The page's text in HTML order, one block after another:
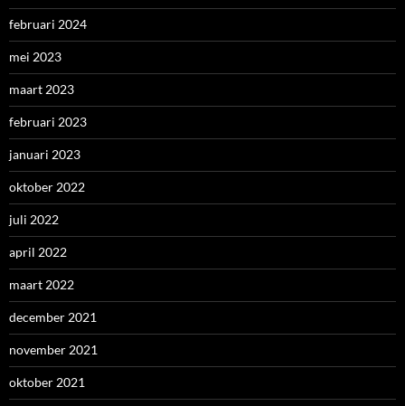
februari 2024
mei 2023
maart 2023
februari 2023
januari 2023
oktober 2022
juli 2022
april 2022
maart 2022
december 2021
november 2021
oktober 2021